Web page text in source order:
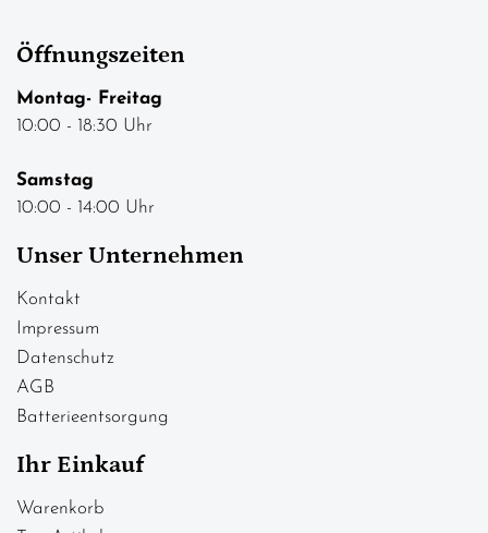
Öffnungszeiten
Montag- Freitag
10:00 - 18:30 Uhr
Samstag
10:00 - 14:00 Uhr
Unser Unternehmen
Kontakt
Impressum
Datenschutz
AGB
Batterieentsorgung
Ihr Einkauf
Warenkorb